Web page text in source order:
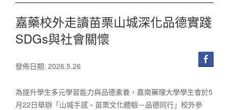
嘉藥校外走讀苗栗山城深化品德實踐
SDGs與社會關懷
發佈日期: 2026.5.26
為提升學生多元學習能力與品德素養，嘉南藥理大學學生會於5
月22日舉辦「山城手感・苗栗文化體驗－品德同行」校外參